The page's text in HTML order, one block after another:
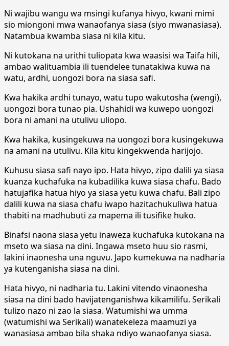
Ni wajibu wangu wa msingi kufanya hivyo, kwani mimi
sio miongoni mwa wanaofanya siasa (siyo mwanasiasa).
Natambua kwamba siasa ni kila kitu.
Ni kutokana na urithi tuliopata kwa waasisi wa Taifa hili,
ambao walituambia ili tuendelee tunatakiwa kuwa na
watu, ardhi, uongozi bora na siasa safi.
Kwa hakika ardhi tunayo, watu tupo wakutosha (wengi),
uongozi bora tunao pia. Ushahidi wa kuwepo uongozi
bora ni amani na utulivu uliopo.
Kwa hakika, kusingekuwa na uongozi bora kusingekuwa
na amani na utulivu. Kila kitu kingekwenda harijojo.
Kuhusu siasa safi nayo ipo. Hata hivyo, zipo dalili ya siasa
kuanza kuchafuka na kubadilika kuwa siasa chafu. Bado
hatujafika hatua hiyo ya siasa yetu kuwa chafu. Bali zipo
dalili kuwa na siasa chafu iwapo hazitachukuliwa hatua
thabiti na madhubuti za mapema ili tusifike huko.
Binafsi naona siasa yetu inaweza kuchafuka kutokana na
mseto wa siasa na dini. Ingawa mseto huu sio rasmi,
lakini inaonesha una nguvu. Japo kumekuwa na nadharia
ya kutenganisha siasa na dini.
Hata hivyo, ni nadharia tu. Lakini vitendo vinaonesha
siasa na dini bado havijatenganishwa kikamilifu. Serikali
tulizo nazo ni zao la siasa. Watumishi wa umma
(watumishi wa Serikali) wanatekeleza maamuzi ya
wanasiasa ambao bila shaka ndiyo wanaofanya siasa.